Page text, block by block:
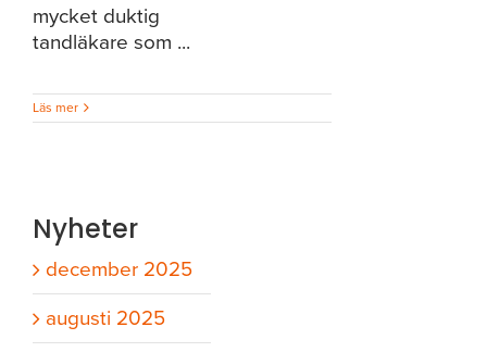
mycket duktig
tandläkare som ...
Läs mer
Nyheter
december 2025
augusti 2025